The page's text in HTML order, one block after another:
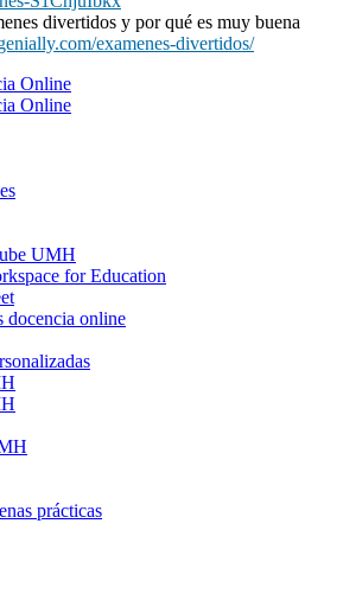
divertidos y por qué es muy buena
examenes-divertidos/
Online
Online
UMH
for Education
docencia online
prácticas